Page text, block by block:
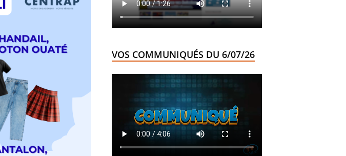
VOS COMMUNIQUÉS DU 6/07/26